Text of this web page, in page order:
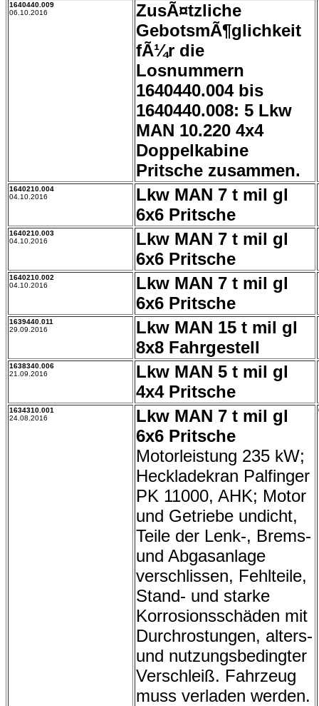
1640440.009
06.10.2016
ZusÃ¤tzliche
GebotsmÃ¶glichkeit
fÃ¼r die
Losnummern
1640440.004 bis
1640440.008: 5 Lkw
MAN 10.220 4x4
Doppelkabine
Pritsche zusammen.
1640210.004
04.10.2016
Lkw MAN 7 t mil gl
6x6 Pritsche
1640210.003
04.10.2016
Lkw MAN 7 t mil gl
6x6 Pritsche
1640210.002
04.10.2016
Lkw MAN 7 t mil gl
6x6 Pritsche
1639440.011
29.09.2016
Lkw MAN 15 t mil gl
8x8 Fahrgestell
1638340.006
21.09.2016
Lkw MAN 5 t mil gl
4x4 Pritsche
1634310.001
24.08.2016
Lkw MAN 7 t mil gl
6x6 Pritsche
Motorleistung 235 kW;
Heckladekran Palfinger
PK 11000, AHK; Motor
und Getriebe undicht,
Teile der Lenk-, Brems-
und Abgasanlage
verschlissen, Fehlteile,
Stand- und starke
Korrosionsschäden mit
Durchrostungen, alters-
und nutzungsbedingter
Verschleiß. Fahrzeug
muss verladen werden.